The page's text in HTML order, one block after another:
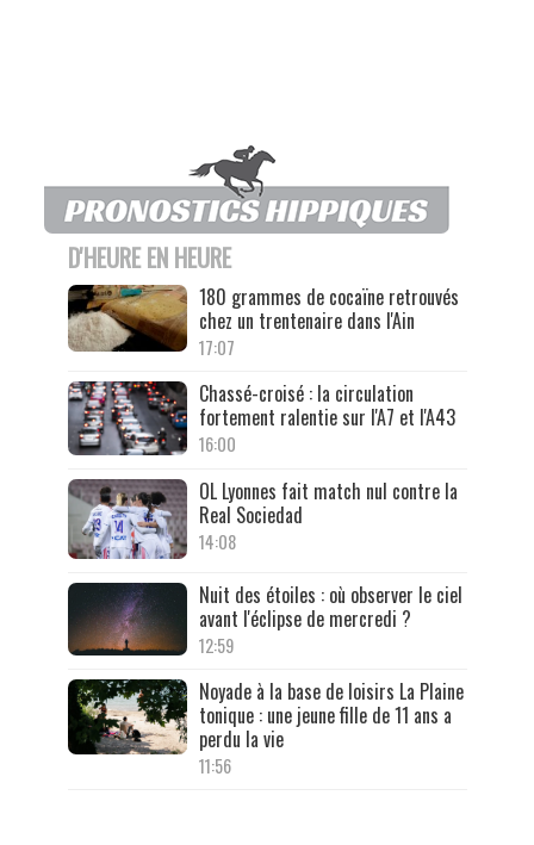
D'HEURE EN HEURE
180 grammes de cocaïne retrouvés
chez un trentenaire dans l'Ain
17:07
Chassé-croisé : la circulation
fortement ralentie sur l'A7 et l'A43
16:00
OL Lyonnes fait match nul contre la
Real Sociedad
14:08
Nuit des étoiles : où observer le ciel
avant l'éclipse de mercredi ?
12:59
Noyade à la base de loisirs La Plaine
tonique : une jeune fille de 11 ans a
perdu la vie
11:56